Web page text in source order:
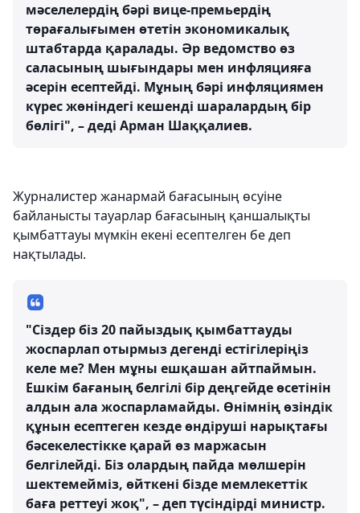
мәселелердің бәрі вице-премьердің
төрағалығымен өтетін экономикалық
штабтарда қаралады. Әр ведомство өз
саласының шығындары мен инфляцияға
әсерін есептейді. Мұның бәрі инфляциямен
күрес жөніндегі кешенді шаралардың бір
бөлігі", – деді Арман Шаққалиев.
Журналистер жанармай бағасының өсуіне
байланысты тауарлар бағасының қаншалықты
қымбаттауы мүмкін екені есептелген бе деп
нақтылады.
"Сіздер біз 20 пайыздық қымбаттауды
жоспарлап отырмыз дегенді естігілеріңіз
келе ме? Мен мұны ешқашан айтпаймын.
Ешкім бағаның белгілі бір деңгейде өсетінін
алдын ала жоспарламайды. Өнімнің өзіндік
құнын есептеген кезде өндіруші нарықтағы
бәсекелестікке қарай өз маржасын
белгілейді. Біз олардың пайда мөлшерін
шектемейміз, өйткені бізде мемлекеттік
баға реттеуі жоқ", – деп түсіндірді министр.